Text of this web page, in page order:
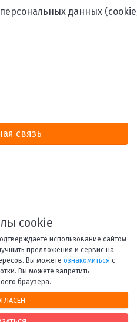
данных
связь
библиотека им. А. М.
сайта ссылка на
cookie
использование сайтом
предложения и сервис на
Вы можете ознакомиться с
Вы можете запретить
браузера.